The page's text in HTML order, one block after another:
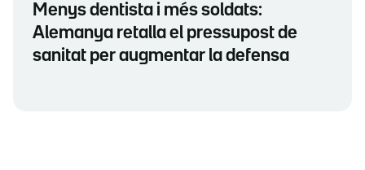
Menys dentista i més soldats:
Alemanya retalla el pressupost de
sanitat per augmentar la defensa